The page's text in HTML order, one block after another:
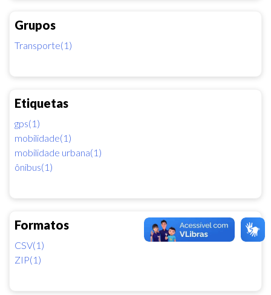
Grupos
Transporte(1)
Etiquetas
gps(1)
mobilidade(1)
mobilidade urbana(1)
ônibus(1)
Formatos
CSV(1)
ZIP(1)